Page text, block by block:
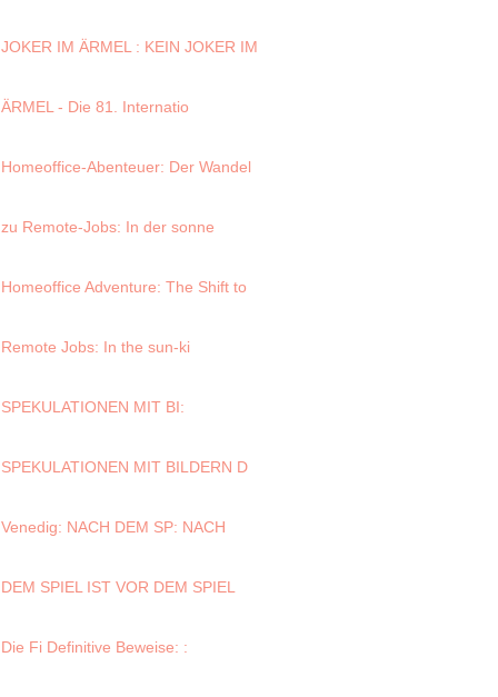
JOKER IM ÄRMEL : KEIN JOKER IM
ÄRMEL - Die 81. Internatio
Homeoffice-Abenteuer: Der Wandel
zu Remote-Jobs: In der sonne
Homeoffice Adventure: The Shift to
Remote Jobs: In the sun-ki
SPEKULATIONEN MIT BI:
SPEKULATIONEN MIT BILDERN D
Venedig: NACH DEM SP: NACH
DEM SPIEL IST VOR DEM SPIEL
Die Fi Definitive Beweise: :